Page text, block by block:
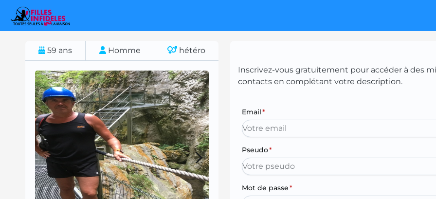
59 ans Homme hétéro
Inscrivez-vous gratuitement pour accéder à des
contacts en complétant votre description.
Email*
Pseudo*
Mot de passe*